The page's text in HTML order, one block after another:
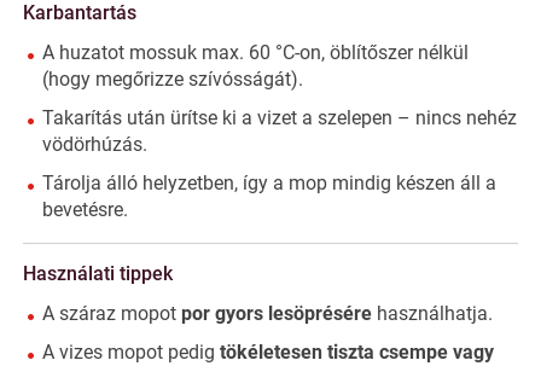
Karbantartás
A huzatot mossuk max. 60 °C-on, öblítőszer nélkül
(hogy megőrizze szívósságát).
Takarítás után ürítse ki a vizet a szelepen – nincs nehéz
vödörhúzás.
Tárolja álló helyzetben, így a mop mindig készen áll a
bevetésre.
Használati tippek
A száraz mopot por gyors lesöprésére használhatja.
A vizes mopot pedig tökéletesen tiszta csempe vagy